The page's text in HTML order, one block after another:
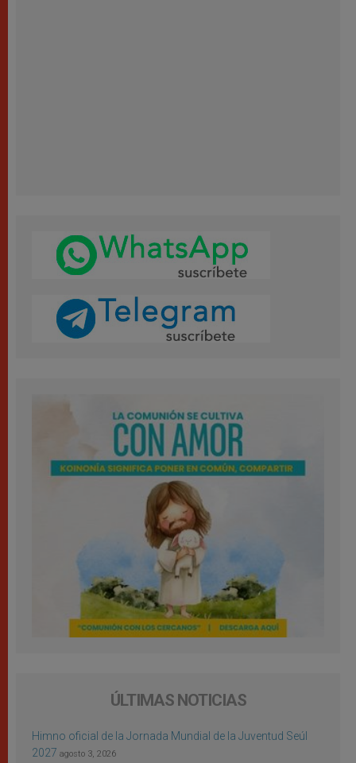
ÚLTIMAS NOTICIAS
Himno oficial de la Jornada Mundial de la Juventud Seúl
2027 agosto 3, 2026